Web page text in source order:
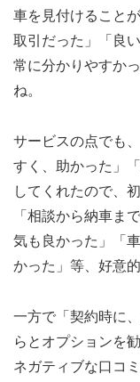
車を見付けること
取引だった」「良
常に分かりやすか
ね。
サービスの点でも
すく、助かった」
してくれたので、
「相談から納車ま
気も良かった」「
かった」等、好意
一方で「契約時に
らとオプションを
ネガティブな口コ